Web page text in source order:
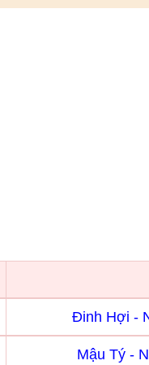
Đinh Hợi -
Mậu Tý -